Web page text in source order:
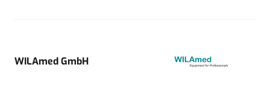
WILAmed GmbH